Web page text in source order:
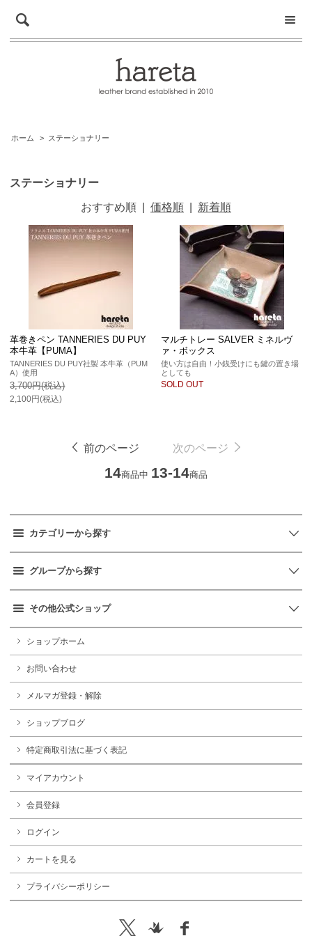
ホーム > ステーショナリー
ステーショナリー
おすすめ順 価格順 新着順
革巻きペン TANNERIES DU PUY
本牛革【PUMA】
TANNERIES DU PUY社製 本牛革（PUM
A）使用
3,700円(税込)
2,100円(税込)
マルチトレー SALVER ミネルヴ
ァ・ボックス
使い方は自由！小銭受けにも鍵の置き場
としても
SOLD OUT
前のページ 次のページ
14商品中 13-14商品
カテゴリーから探す
グループから探す
その他公式ショップ
ショップホーム
お問い合わせ
メルマガ登録・解除
ショップブログ
特定商取引法に基づく表記
マイアカウント
会員登録
ログイン
カートを見る
プライバシーポリシー